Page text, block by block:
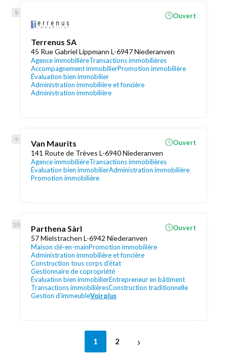
Terrenus SA
45 Rue Gabriel Lippmann L-6947 Niederanven
Agence immobilièreTransactions immobilières
Accompagnement immobilierPromotion immobilière
Évaluation bien immobilier
Administration immobilière et foncière
Administration immobilière
Ouvert
Van Maurits
141 Route de Trèves L-6940 Niederanven
Agence immobilièreTransactions immobilières
Évaluation bien immobilierAdministration immobilière
Promotion immobilière
Ouvert
Parthena Sàrl
57 Mielstrachen L-6942 Niederanven
Maison clé-en-mainPromotion immobilière
Administration immobilière et foncière
Construction tous corps d'état
Gestionnaire de copropriété
Évaluation bien immobilierEntrepreneur en bâtiment
Transactions immobilièresConstruction traditionnelle
Gestion d’immeubleVoir plus
Ouvert
1 2 ›